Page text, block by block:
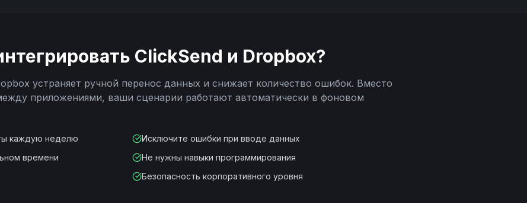
ClickSend и Dropbox?
устраняет ручной перенос данных и снижает количество ошибок. Вместо
приложениями, ваши сценарии работают автоматически в фоновом
каждую неделю
Исключите ошибки при вводе данных
времени
Не нужны навыки программирования
Безопасность корпоративного уровня